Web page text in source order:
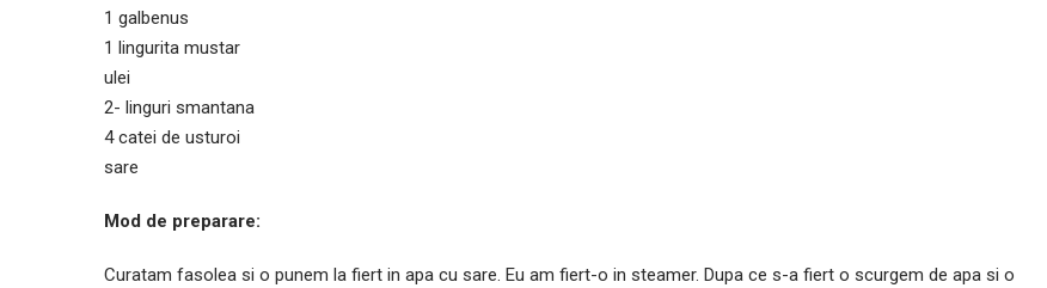
1 galbenus
1 lingurita mustar
ulei
2- linguri smantana
4 catei de usturoi
sare
Mod de preparare:
Curatam fasolea si o punem la fiert in apa cu sare. Eu am fiert-o in steamer. Dupa ce s-a fiert o scurgem de apa si o